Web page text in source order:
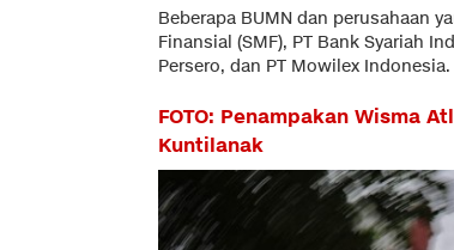
Beberapa BUMN dan perusahaan
Finansial (SMF), PT Bank Syariah
Persero, dan PT Mowilex Indonesia.
FOTO: Penampakan Wisma
Kuntilanak